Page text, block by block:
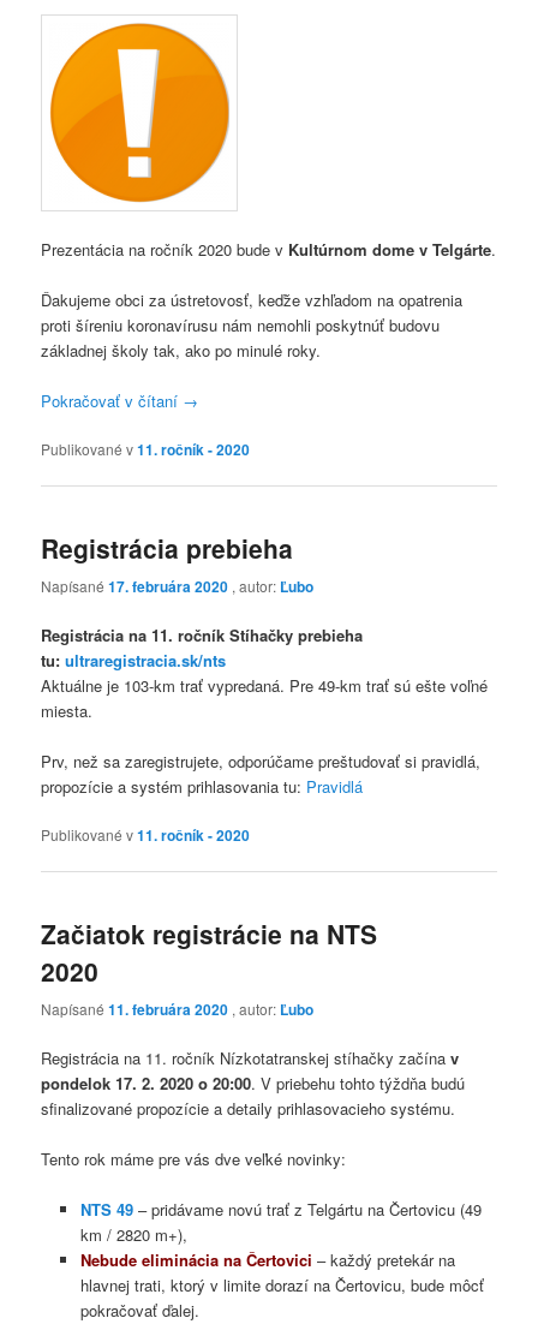
Prezentácia na ročník 2020 bude v Kultúrnom dome v Telgárte.
Ďakujeme obci za ústretovosť, keďže vzhľadom na opatrenia
proti šíreniu koronavírusu nám nemohli poskytnúť budovu
základnej školy tak, ako po minulé roky.
Pokračovať v čítaní →
Publikované v11. ročník - 2020
Registrácia prebieha
Napísané17. februára 2020 , autor: Ľubo
Registrácia na 11. ročník Stíhačky prebieha
tu:ultraregistracia.sk/nts
Aktuálne je 103-km trať vypredaná. Pre 49-km trať sú ešte voľné
miesta.
Prv, než sa zaregistrujete, odporúčame preštudovať si pravidlá,
propozície a systém prihlasovania tu: Pravidlá
Publikované v11. ročník - 2020
Začiatok registrácie na NTS
2020
Napísané11. februára 2020 , autor: Ľubo
Registrácia na 11. ročník Nízkotatranskej stíhačky začínav
pondelok 17. 2. 2020 o 20:00. V priebehu tohto týždňa budú
sfinalizované propozície a detaily prihlasovacieho systému.
Tento rok máme pre vás dve veľké novinky:
NTS 49– pridávame novú trať z Telgártu na Čertovicu (49
km / 2820 m+),
Nebude eliminácia na Čertovici – každý pretekár na
hlavnej trati, ktorý v limite dorazí na Čertovicu, bude môcť
pokračovať ďalej.